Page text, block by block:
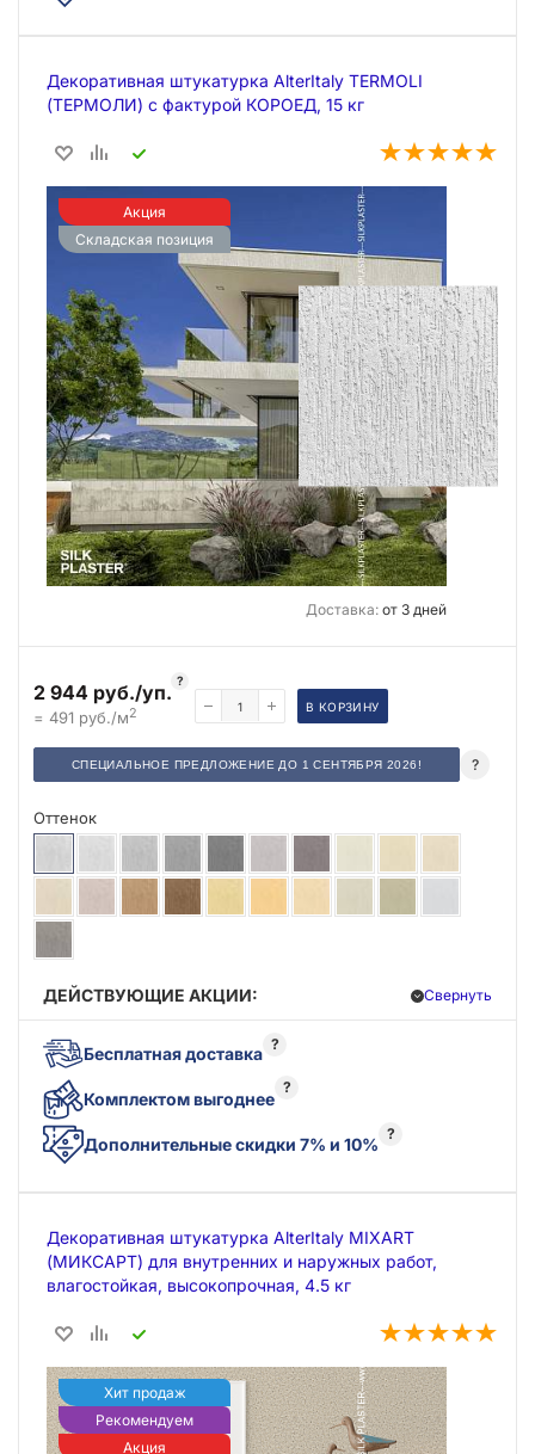
Декоративная штукатурка AlterItaly TERMOLI
(ТЕРМОЛИ) с фактурой КОРОЕД, 15 кг
Акция
Складская позиция
Доставка:от 3 дней
2 944 руб./уп. ?
= 491 руб./м2 В КОРЗИНУ
СПЕЦИАЛЬНОЕ ПРЕДЛОЖЕНИЕ ДО 1 СЕНТЯБРЯ 2026! ?
Оттенок
ДЕЙСТВУЮЩИЕ АКЦИИ: Свернуть
Бесплатная доставка ?
Комплектом выгоднее
?
Дополнительные скидки 7% и 10%
?
Декоративная штукатурка AlterItaly MIXART
(МИКСАРТ) для внутренних и наружных работ,
влагостойкая, высокопрочная, 4.5 кг
Хит продаж
Рекомендуем
Акция